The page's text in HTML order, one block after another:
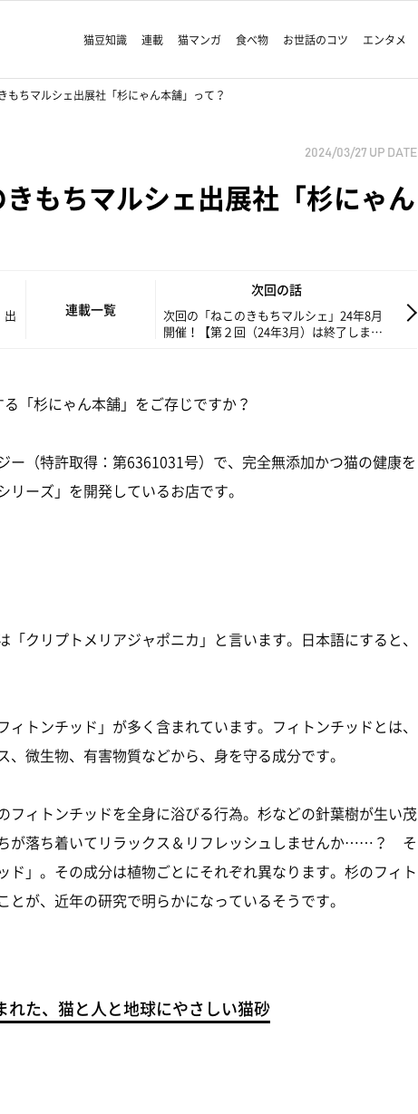
猫豆知識 連載 猫マンガ 食べ物 お世話のコツ エンタメ
もちマルシェ出展社「杉にゃん本舗」って？
2024/03/27 UP DATE
もちマルシェ出展社「杉にゃん
出
連載一覧
次回の話
次回の「ねこのきもちマルシェ」24年8月
開催！【第２回（24年3月）は終了しまし
「杉にゃん本舗」をご存じですか？
ー（特許取得：第6361031号）で、完全無添加かつ猫の健康を
ーズ」を開発しているお店です。
「クリプトメリアジャポニカ」と言います。日本語にすると、
ィトンチッド」が多く含まれています。フィトンチッドとは、
微生物、有害物質などから、身を守る成分です。
フィトンチッドを全身に浴びる行為。杉などの針葉樹が生い茂
が落ち着いてリラックス＆リフレッシュしませんか……？ そ
ド」。その成分は植物ごとにそれぞれ異なります。杉のフィト
が、近年の研究で明らかになっているそうです。
れた、猫と人と地球にやさしい猫砂